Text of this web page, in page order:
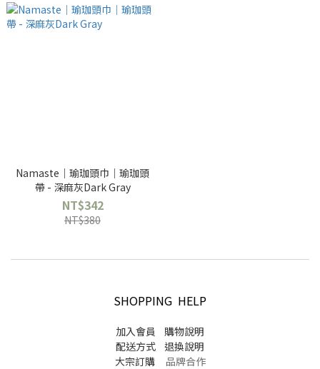
Namaste｜瑜珈頭巾｜瑜珈頭
帶 - 深麻灰Dark Gray
NT$342
NT$380
SHOPPING HELP
加入會員
購物說明
配送方式
退換說明
大宗訂購品牌合作